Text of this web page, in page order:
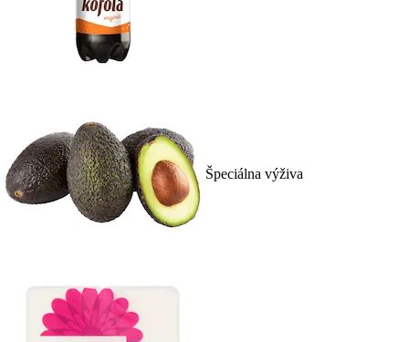
Špeciálna výživa